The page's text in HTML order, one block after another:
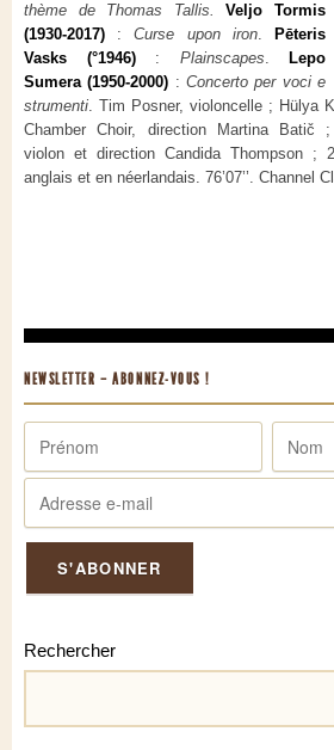
thème de Thomas Tallis.Veljo Tormis
(1930-2017) : Curse upon iron.
Pēteris
Vasks (°1946): Plainscapes.
Lepo
Sumera (1950-2000) :Concerto per voci e
strumenti. Tim Posner, violoncelle ; Hülya
Chamber Choir, direction Martina Batič
violon et direction Candida Thompson ;
anglais et en néerlandais. 76’07’’. Channel
NEWSLETTER – ABONNEZ-VOUS !
Rechercher